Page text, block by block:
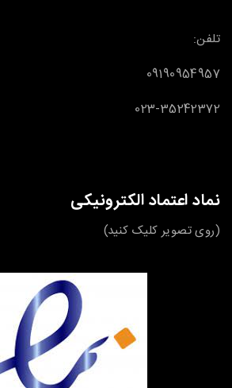
تلفن:
09190954957
023-35242372
نماد اعتماد الکترونیکی
(روی تصویر کلیک کنید)